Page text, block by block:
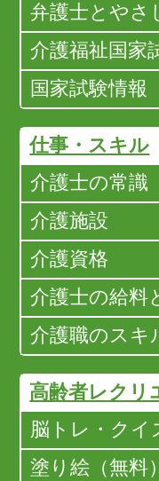
弁護士とやさ
介護福祉国家
国家試験情報
仕事・スキル
介護士の常識
介護施設
介護資格
介護士の給料
介護職のスキ
高齢者レクリ
脳トレ・クイ
塗り絵（無料）